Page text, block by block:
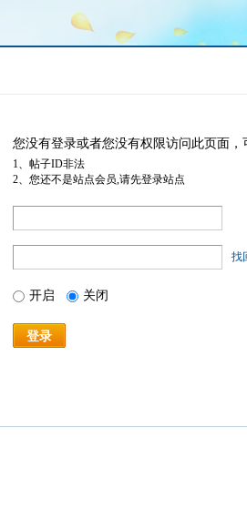
您没有登录或者您没有权限访问此页面
1、帖子ID非法
2、您还不是站点会员,请先登录站点
找
开启 关闭
登录